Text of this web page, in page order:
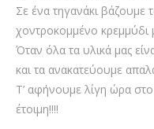
Σε ένα τηγανάκι βάζουμε
χοντροκομμένο κρεμμύδι
Όταν όλα τα υλικά μας
και τα ανακατεύουμε
Τ’ αφήνουμε λίγη ώρα
έτοιμη!!!!